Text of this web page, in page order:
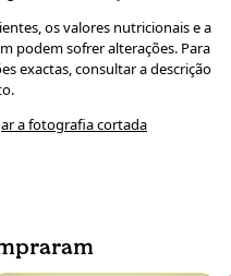
os valores nutricionais e a
podem sofrer alterações. Para
exactas, consultar a descrição
a fotografia cortada